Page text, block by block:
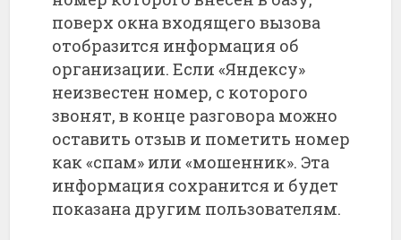
поверх окна входящего вызова
отобразится информация об
организации. Если «Яндексу»
неизвестен номер, с которого
звонят, в конце разговора можно
оставить отзыв и пометить номер
как «спам» или «мошенник». Эта
информация сохранится и будет
показана другим пользователям.